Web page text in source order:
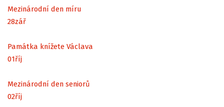
Mezinárodní den míru
28zář
Památka knížete Václava
01říj
Mezinárodní den seniorů
02říj